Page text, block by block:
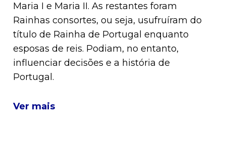
Maria I e Maria II. As restantes foram
Rainhas consortes, ou seja, usufruíram do
título de Rainha de Portugal enquanto
esposas de reis. Podiam, no entanto,
influenciar decisões e a história de
Portugal.
Ver mais